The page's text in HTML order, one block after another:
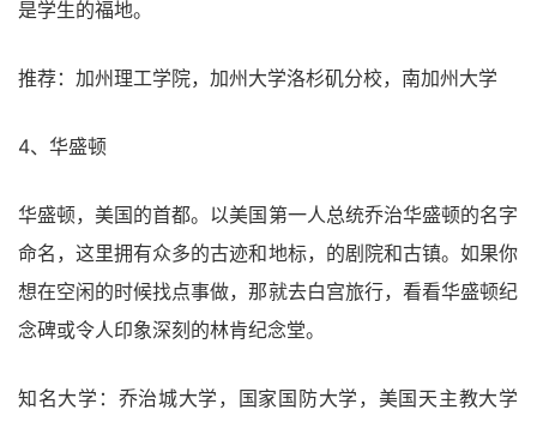
是学生的福地。
推荐：加州理工学院，加州大学洛杉矶分校，南加州大学
4、华盛顿
华盛顿，美国的首都。以美国第一人总统乔治华盛顿的名字
命名，这里拥有众多的古迹和地标，的剧院和古镇。如果你
想在空闲的时候找点事做，那就去白宫旅行，看看华盛顿纪
念碑或令人印象深刻的林肯纪念堂。
知名大学：乔治城大学，国家国防大学，美国天主教大学